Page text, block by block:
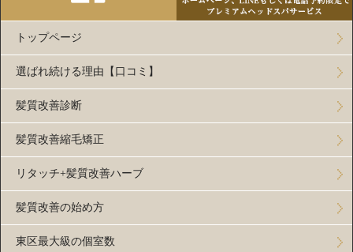
トップページ
選ばれ続ける理由【口コミ】
髪質改善診断
髪質改善縮毛矯正
リタッチ+髪質改善ハーブ
髪質改善の始め方
東区最大級の個室数